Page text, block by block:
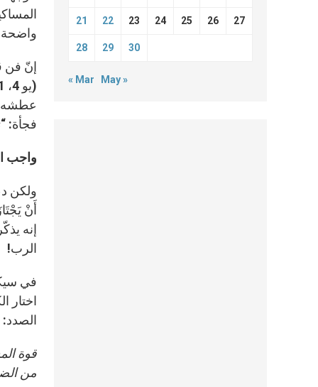
إنّ فن
عطشه.
فجأة: “
واجب
ولكن
أَنْ
إنه
الرب!
في
اختار
الصدد:
قوة
من
21 22 23 24 25 26 27
28 29 30
« Mar May »